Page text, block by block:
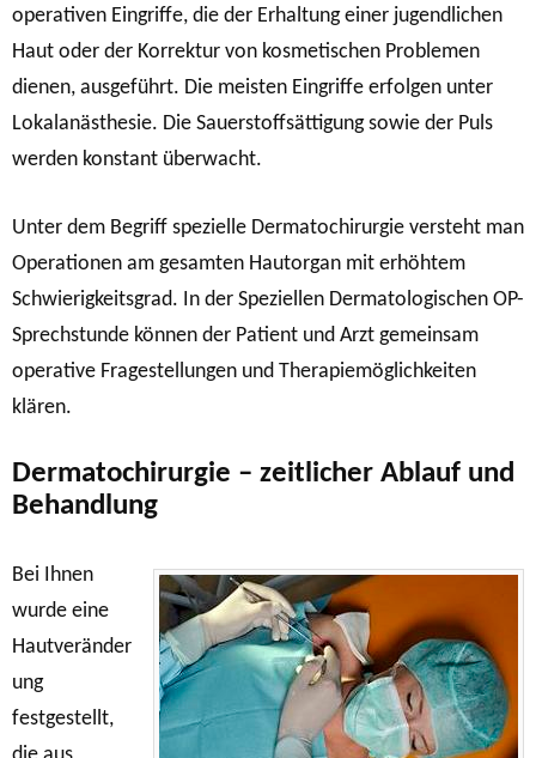
operativen Eingriffe, die der Erhaltung einer jugendlichen
Haut oder der Korrektur von kosmetischen Problemen
dienen, ausgeführt. Die meisten Eingriffe erfolgen unter
Lokalanästhesie. Die Sauerstoffsättigung sowie der Puls
werden konstant überwacht.
Unter dem Begriff spezielle Dermatochirurgie versteht man
Operationen am gesamten Hautorgan mit erhöhtem
Schwierigkeitsgrad. In der Speziellen Dermatologischen OP-
Sprechstunde können der Patient und Arzt gemeinsam
operative Fragestellungen und Therapiemöglichkeiten
klären.
Dermatochirurgie – zeitlicher Ablauf und
Behandlung
Bei Ihnen
wurde eine
Hautveränder
ung
festgestellt,